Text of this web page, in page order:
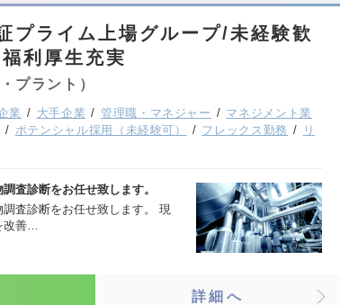
プライム上場グループ/未経験歓
利厚生充実
プラント）
業 大手企業 管理職・マネジャー
マネジメント業
ポテンシャル採用（未経験可） フレックス勤務
リ
査診断をお任せ致します。
査診断をお任せ致します。 現
善…
詳細へ